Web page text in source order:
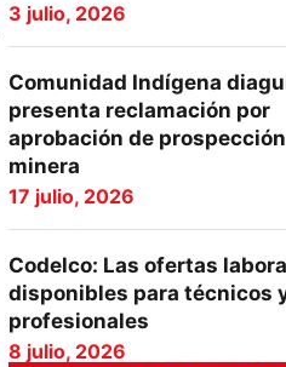
3 julio, 2026
Comunidad Indígena
presenta reclamación por
aprobación de prospección
minera
17 julio, 2026
Codelco: Las ofertas
disponibles para técnicos
profesionales
8 julio, 2026